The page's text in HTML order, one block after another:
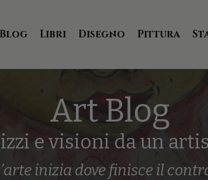
Blog Libri Disegno Pittura
Art Blog
e visioni da un
inizia dove finisce il